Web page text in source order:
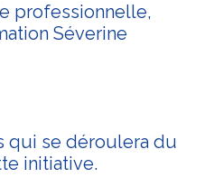
professionnelle,
Séverine
qui se déroulera du
initiative.